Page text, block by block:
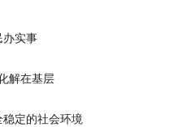
办实事
解在基层
定的社会环境